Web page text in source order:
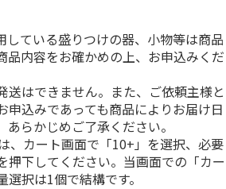
ている盛りつけの器、小物等は商品
品内容をお確かめの上、お申込みくだ
はできません。また、ご依頼主様と
込みであっても商品によりお届け日
らかじめご了承ください。
、カート画面で「10+」を選択、必要
押下してください。当画面での「カー
択は1個で結構です。